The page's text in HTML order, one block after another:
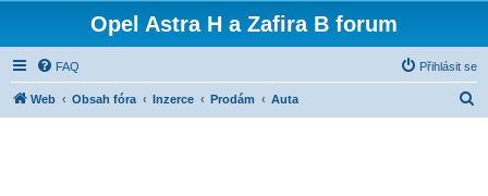
Opel Astra H a Zafira B forum
FAQ Přihlásit se
Web Obsah fóra Inzerce Prodám Auta